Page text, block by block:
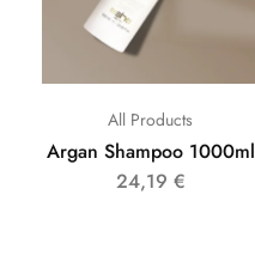
All Products
Argan Shampoo 1000ml
24,19 €